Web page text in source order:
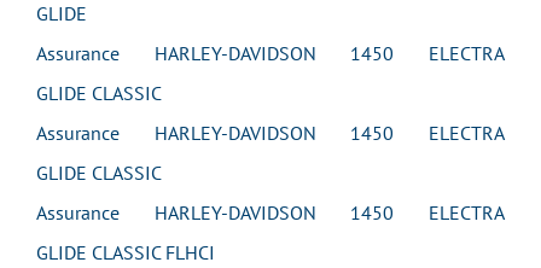
GLIDE
Assurance HARLEY-DAVIDSON 1450 ELECTRA
GLIDE CLASSIC
Assurance HARLEY-DAVIDSON 1450 ELECTRA
GLIDE CLASSIC
Assurance HARLEY-DAVIDSON 1450 ELECTRA
GLIDE CLASSIC FLHCI